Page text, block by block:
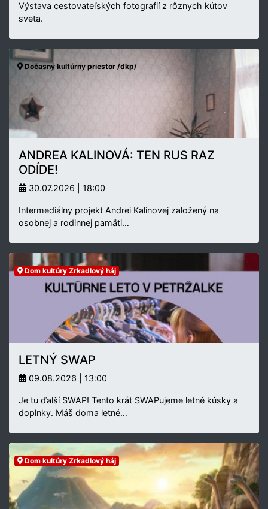
Výstava cestovateľských fotografií z rôznych kútov
sveta.
Dočasný kultúrny priestor /dkp/
ANDREA KALINOVÁ: TEN RUS RAZ
ODÍDE!
30.07.2026 | 18:00
Intermediálny projekt Andrei Kalinovej založený na
osobnej a rodinnej pamäti…
Dom kultúry Zrkadlový háj
LETNÝ SWAP
09.08.2026 | 13:00
Je tu ďalší SWAP! Tento krát SWAPujeme letné kúsky a
doplnky. Máš doma letné…
Dom kultúry Zrkadlový háj